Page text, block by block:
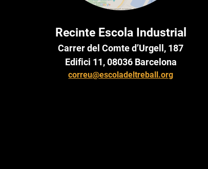
Recinte Escola Industrial
Carrer del Comte d’Urgell, 187
Edifici 11, 08036 Barcelona
correu@escoladeltreball.org